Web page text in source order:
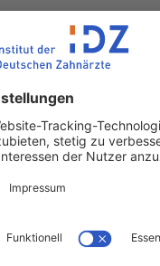
idz(at)idz.institute
Web: www.idz.institute
Partnerseiten